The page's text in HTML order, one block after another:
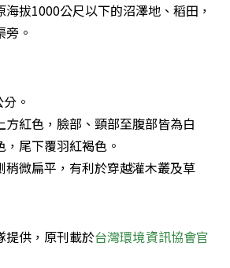
拔1000公尺以下的沼澤地、稻田，
。
。
方紅色，臉部、頸部至腹部皆為白
尾下覆羽紅褐色。
稍微扁平，有利於穿越灌木叢及草
供，原刊載於台灣環境資訊協會官